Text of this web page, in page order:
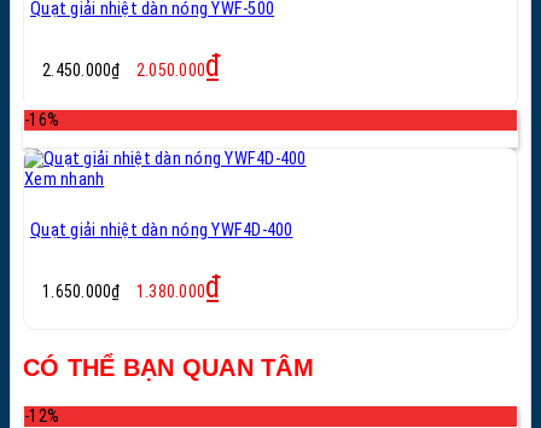
Quạt giải nhiệt dàn nóng YWF-500
2.450.000₫
Giá
gốc
2.050.000₫
-16%
Xem nhanh
Quạt giải nhiệt dàn nóng YWF4D-400
1.650.000₫
Giá
gốc
1.380.000₫
1.380.000₫.
CÓ THỂ BẠN QUAN TÂM
-12%